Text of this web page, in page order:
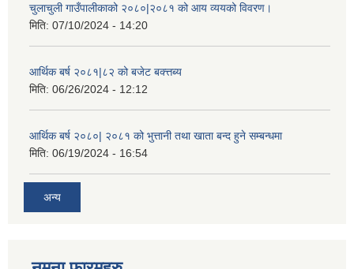
चुलाचुली गाउँपालीकाको २०८०|२०८१ को आय व्ययको विवरण।
मिति: 07/10/2024 - 14:20
आर्थिक बर्ष २०८१|८२ को बजेट बक्त्तब्य
मिति: 06/26/2024 - 12:12
आर्थिक बर्ष २०८०| २०८१ को भुत्तानी तथा खाता बन्द हुने सम्बन्धमा
मिति: 06/19/2024 - 16:54
अन्य